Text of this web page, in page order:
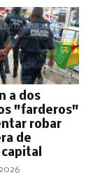
a dos
"farderos"
robar
de
capital